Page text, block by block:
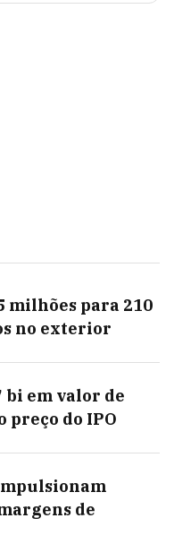
milhões para 210
no exterior
bi em valor de
preço do IPO
de